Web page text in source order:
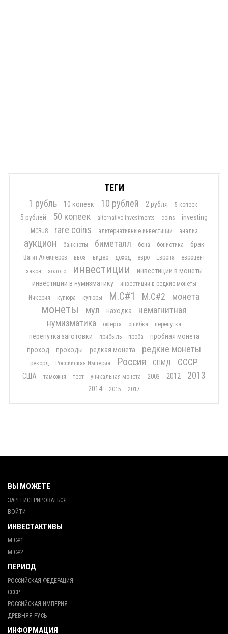
ТЕГИ
1 рубль
10 копеек 10 рублей 2 рубля 5 копеек
5 рублей 50 копеек alternative investments coins investing
MCRU8 rare coins альтернативные инвестиции анализ
аукцион банкноты биметалл бона бонистика брак
Вагит Алекперов ввоз видео доход евро Европа
евроцент
закон
золото инвестиции
инвестиции в монеты
инвестиции в нумизматику
инвестиции в редкие монеты
Ичкерия
купюра купюры М.С#1 М.С#2 монета
монеты мул находка
немагнитная
нумизматика
оферта ошибка перепутка
перепутка заготовки прибыль проба
пробная монета
проход
проходы редкая монета редкие монеты
рекорд Российская Империя Россия СПМД СССР
США таможня тест уникальная монета 2003 2012 2013
2014 2015 2017
ВЫ МОЖЕТЕ
ЗАРЕГИСТРИРОВАТЬСЯ
ВОЙТИ
ИНВЕСТАКТИВЫ
М.С#1
М.С#2
ПЕРИОД
РОССИЙСКАЯ ФЕДЕРАЦИЯ
СССР
РОССИЙСКАЯ ИМПЕРИЯ
ДРЕВНЯЯ РУСЬ
ИНФОРМАЦИЯ